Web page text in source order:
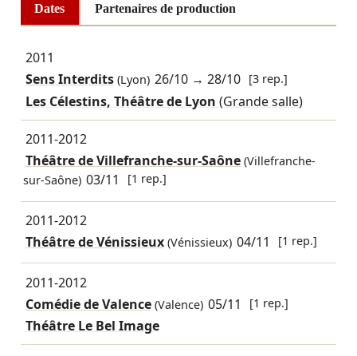
Dates Partenaires de production
2011
Sens Interdits(Lyon) 26/10 →28/10 [3 rep.]
Les Célestins, Théâtre de Lyon (Grande salle)
2011-2012
Théâtre de Villefranche-sur-Saône(Villefranche-
sur-Saône) 03/11 [1 rep.]
2011-2012
Théâtre de Vénissieux(Vénissieux) 04/11 [1 rep.]
2011-2012
Comédie de Valence(Valence) 05/11 [1 rep.]
Théâtre Le Bel Image